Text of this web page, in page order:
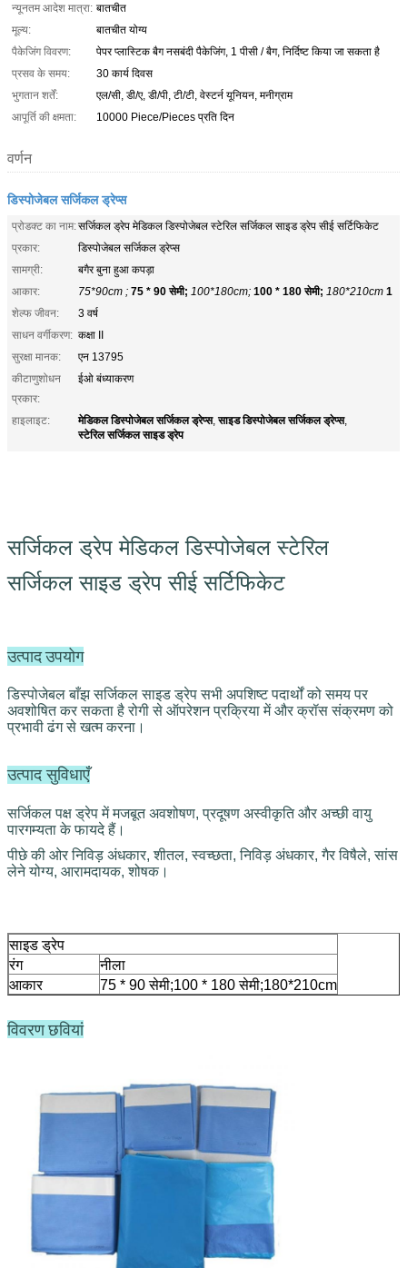
न्यूनतम आदेश मात्रा: बातचीत
मूल्य:
बातचीत योग्य
पैकेजिंग विवरण:
पेपर प्लास्टिक बैग नसबंदी पैकेजिंग, 1 पीसी / बैग, निर्दिष्ट किया जा सकता है
प्रसव के समय:
30 कार्य दिवस
भुगतान शर्तें:
एल/सी, डी/ए, डी/पी, टी/टी, वेस्टर्न यूनियन, मनीग्राम
आपूर्ति की क्षमता:
10000 Piece/Pieces प्रति दिन
वर्णन
डिस्पोजेबल सर्जिकल ड्रेप्स
प्रोडक्ट का नाम:सर्जिकल ड्रेप मेडिकल डिस्पोजेबल स्टेरिल सर्जिकल साइड ड्रेप सीई सर्टिफिकेट
प्रकार:
डिस्पोजेबल सर्जिकल ड्रेप्स
सामग्री:
बगैर बुना हुआ कपड़ा
आकार:
75*90cm ; 75 * 90 सेमी; 100*180cm; 100 * 180 सेमी; 180*210cm 1
शेल्फ जीवन:
3 वर्ष
साधन वर्गीकरण: कक्षा II
सुरक्षा मानक:
एन 13795
कीटाणुशोधन
प्रकार:
ईओ बंध्याकरण
हाइलाइट: मेडिकल डिस्पोजेबल सर्जिकल ड्रेप्स,साइड डिस्पोजेबल सर्जिकल ड्रेप्स,
स्टेरिल सर्जिकल साइड ड्रेप
सर्जिकल ड्रेप मेडिकल डिस्पोजेबल स्टेरिल
सर्जिकल साइड ड्रेप सीई सर्टिफिकेट
उत्पाद उपयोग
डिस्पोजेबल बाँझ सर्जिकल साइड ड्रेप सभी अपशिष्ट पदार्थों को समय पर
अवशोषित कर सकता है रोगी से ऑपरेशन प्रक्रिया में और क्रॉस संक्रमण को
प्रभावी ढंग से खत्म करना।
उत्पाद सुविधाएँ
सर्जिकल पक्ष ड्रेप में मजबूत अवशोषण, प्रदूषण अस्वीकृति और अच्छी वायु
पारगम्यता के फायदे हैं।
पीछे की ओर निविड़ अंधकार, शीतल, स्वच्छता, निविड़ अंधकार, गैर विषैले, सांस
लेने योग्य, आरामदायक, शोषक।
साइड ड्रेप
रंग
नीला
आकार
75 * 90 सेमी;100 * 180 सेमी;180*210cm
विवरण छवियां